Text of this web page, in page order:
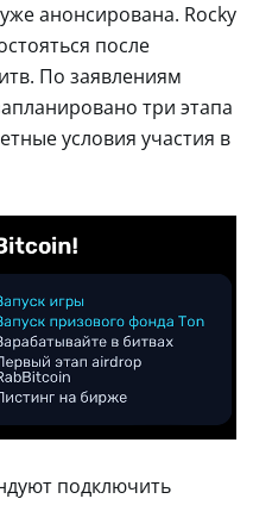
анонсирована. Rocky
после
По заявлениям
три этапа
условия участия в
подключить